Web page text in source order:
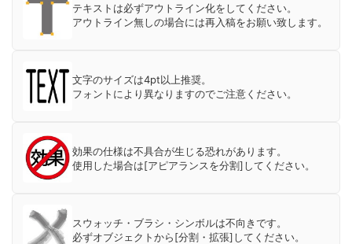
テキストは必ずアウトライン化をしてください。
アウトライン無しの場合には再入稿をお願い致します。
文字のサイズは4pt以上推奨。
フォントにより異なりますのでご注意ください。
効果の仕様は不具合が生じる恐れがあります。
使用した場合は[アピアランスを分割]してください。
スウォッチ・ブラシ・シンボルは不向きです。
必ずオブジェクトから[分割・拡張]してください。